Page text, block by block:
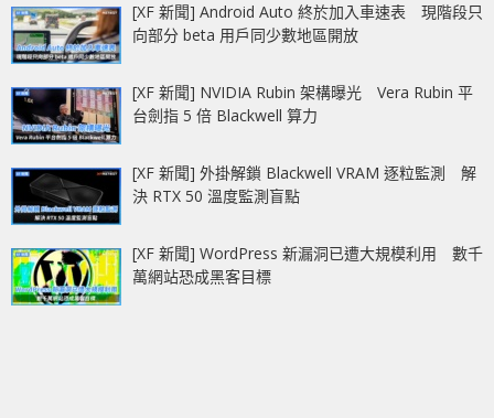
[XF 新聞] Android Auto 終於加入車速表 現階段只
向部分 beta 用戶同少數地區開放
[XF 新聞] NVIDIA Rubin 架構曝光 Vera Rubin 平
台劍指 5 倍 Blackwell 算力
[XF 新聞] 外掛解鎖 Blackwell VRAM 逐粒監測 解
決 RTX 50 溫度監測盲點
[XF 新聞] WordPress 新漏洞已遭大規模利用 數千
萬網站恐成黑客目標